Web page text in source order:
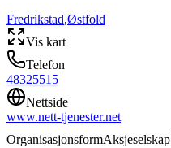
Fredrikstad,Østfold
Vis kart
Telefon
48325515
Nettside
www.nett-tjenester.net
OrganisasjonsformAksjeselskap